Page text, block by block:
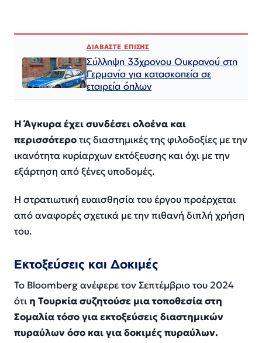
ΔΙΑΒΑΣΤΕ ΕΠΙΣΗΣ
Σύλληψη 33χρονου Ουκρανού στη
Γερμανία για κατασκοπεία σε
εταιρεία όπλων
Η Άγκυρα έχει συνδέσει ολοένα και
περισσότεροτις διαστημικές της φιλοδοξίες με την
ικανότητα κυρίαρχων εκτόξευσης και όχι με την
εξάρτηση από ξένες υποδομές.
Η στρατιωτική ευαισθησία του έργου προέρχεται
από αναφορές σχετικά με την πιθανή διπλή χρήση
του.
Εκτοξεύσεις και Δοκιμές
Το Bloomberg ανέφερε τον Σεπτέμβριο του 2024
ότι η Τουρκία συζητούσε μια τοποθεσία στη
Σομαλία τόσο για εκτοξεύσεις διαστημικών
πυραύλων όσο και για δοκιμές πυραύλων.